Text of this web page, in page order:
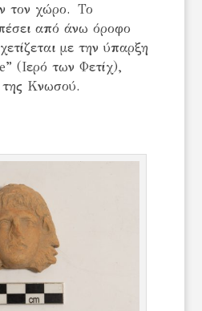
τον χώρο. Το
πέσει από άνω όροφο
με την ύπαρξη
(Ιερό των Φετίχ),
Κνωσού.